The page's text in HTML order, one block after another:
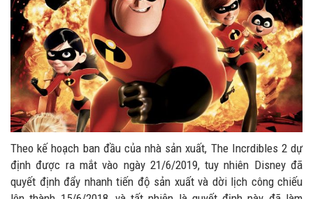
Theo kế hoạch ban đầu của nhà sản xuất, The Incrdibles 2 dự
định được ra mắt vào ngày 21/6/2019, tuy nhiên Disney đã
quyết định đẩy nhanh tiến độ sản xuất và dời lịch công chiếu